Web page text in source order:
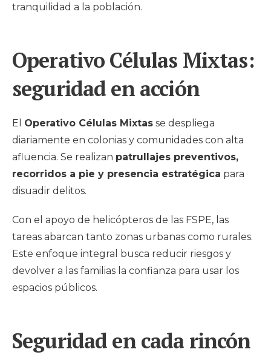
tranquilidad a la población.
Operativo Células Mixtas:
seguridad en acción
El Operativo Células Mixtas se despliega
diariamente en colonias y comunidades con alta
afluencia. Se realizan patrullajes preventivos,
recorridos a pie y presencia estratégica para
disuadir delitos.
Con el apoyo de helicópteros de las FSPE, las
tareas abarcan tanto zonas urbanas como rurales.
Este enfoque integral busca reducir riesgos y
devolver a las familias la confianza para usar los
espacios públicos.
Seguridad en cada rincón